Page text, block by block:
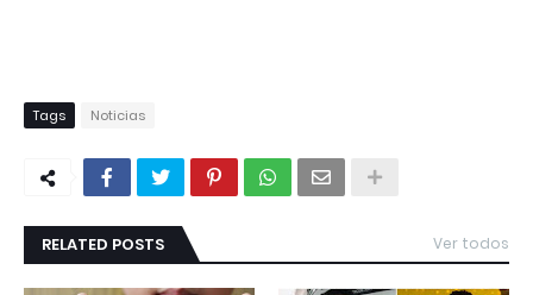
Tags Noticias
RELATED POSTS Ver todos